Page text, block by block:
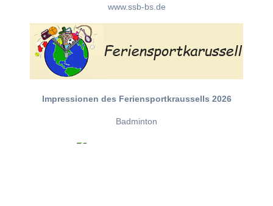
www.ssb-bs.de
Impressionen des Feriensportkraussells 2026
Badminton